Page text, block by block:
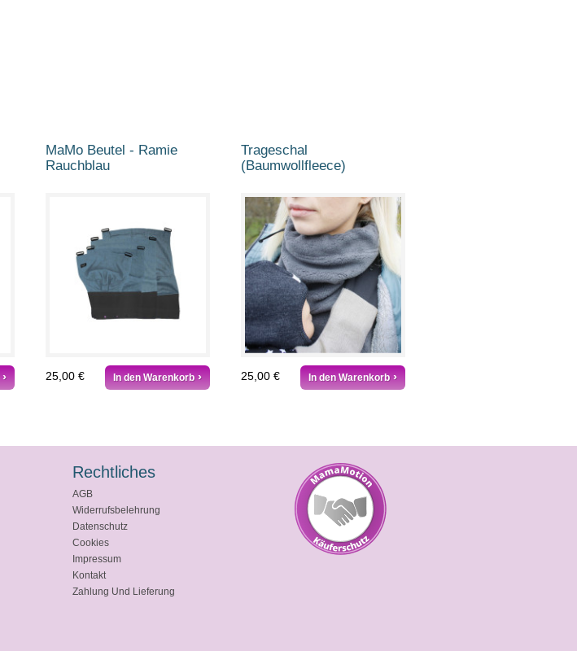
MaMo Beutel - Ramie
Rauchblau
25,00 € In den Warenkorb
Trageschal
(Baumwollfleece)
25,00 € In den Warenkorb
Rechtliches
AGB
Widerrufsbelehrung
Datenschutz
Cookies
Impressum
Kontakt
Zahlung Und Lieferung